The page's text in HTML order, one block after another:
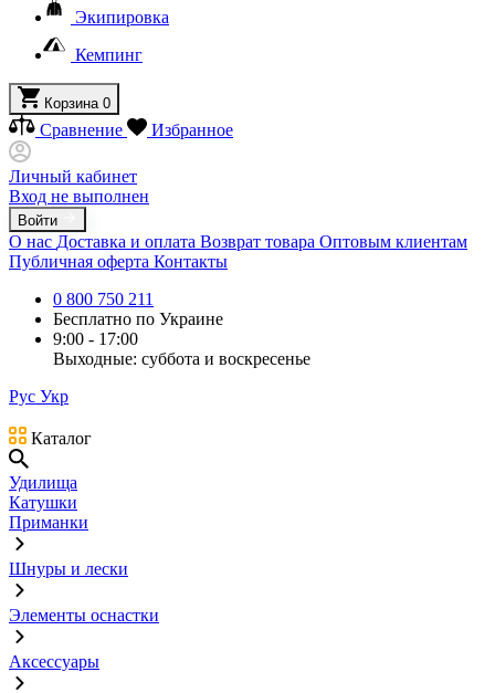
Экипировка
Кемпинг
Корзина 0
Сравнение Избранное
Личный кабинет
Вход не выполнен
Войти
О нас Доставка и оплата Возврат товара Оптовым клиентам
Публичная оферта Контакты
0 800 750 211
Бесплатно по Украине
9:00 - 17:00
Выходные: суббота и воскресенье
Рус Укр
Каталог
Удилища
Катушки
Приманки
Шнуры и лески
Элементы оснастки
Аксессуары